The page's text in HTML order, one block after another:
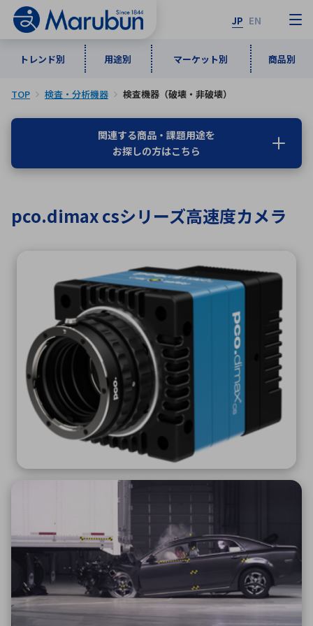
JP EN
トレンド別 用途別 マーケット別 商品別
トレンド別
インダストリアルDXソリューション
5G・Local 5G
ワイヤレス給電
ロボティクス（AI）
データセンタ・クラウド
ミリ波レーダー
ブログ｜ここから始まる最新技術
用途別
通信・ネットワーク
監視・セキュリティ
計測・検出
品質管理・検査
接着・接合
製品製造・加工
レーダ・衛星通信
照射
シミュレーター
マーケット別
民生 医療
商品別
ICTソリューション 組立・ロボティクス
レーザー・光学部品 組込コンピュータ
医療機器
メーカ一覧
な行
は行 ま行
や行
アルファベット順
A B
E
F G
J K
M
N O
Q
R
T
W
Z
TOP 検査・分析機器 検査機器（破壊・非破壊）
関連する商品・課題用途を
お探しの方はこちら
pco.dimax csシリーズ高速度カメラ